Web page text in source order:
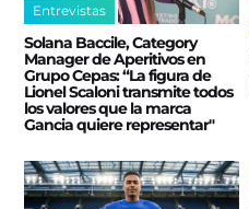
Entrevistas
Solana Baccile, Category
Manager de Aperitivos en
Grupo Cepas: “La figura de
Lionel Scaloni transmite todos
los valores que la marca
Gancia quiere representar"